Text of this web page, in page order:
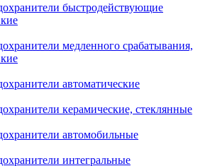
быстродействующие
медленного срабатывания,
автоматические
керамические, стеклянные
автомобильные
интегральные